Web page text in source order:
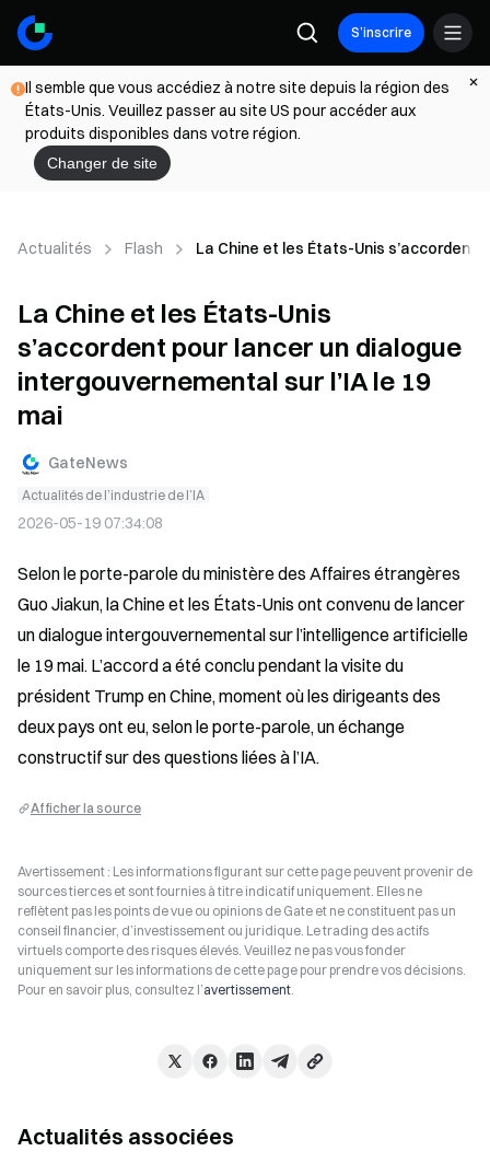
S’inscrire
Il semble que vous accédiez à notre site depuis la région des
États-Unis. Veuillez passer au site US pour accéder aux
produits disponibles dans votre région.
Changer de site
Actualités Flash La Chine et les États-Unis s’accordent
La Chine et les États-Unis
s’accordent pour lancer un dialogue
intergouvernemental sur l’IA le 19
mai
GateNews
Actualités de l’industrie de l’IA
2026-05-19 07:34:08
Selon le porte-parole du ministère des Affaires étrangères
Guo Jiakun, la Chine et les États-Unis ont convenu de lancer
un dialogue intergouvernemental sur l’intelligence artificielle
le 19 mai. L’accord a été conclu pendant la visite du
président Trump en Chine, moment où les dirigeants des
deux pays ont eu, selon le porte-parole, un échange
constructif sur des questions liées à l’IA.
Afficher la source
Avertissement : Les informations figurant sur cette page peuvent provenir de
sources tierces et sont fournies à titre indicatif uniquement. Elles ne
reflètent pas les points de vue ou opinions de Gate et ne constituent pas un
conseil financier, d’investissement ou juridique. Le trading des actifs
virtuels comporte des risques élevés. Veuillez ne pas vous fonder
uniquement sur les informations de cette page pour prendre vos décisions.
Pour en savoir plus, consultez l’avertissement.
Actualités associées